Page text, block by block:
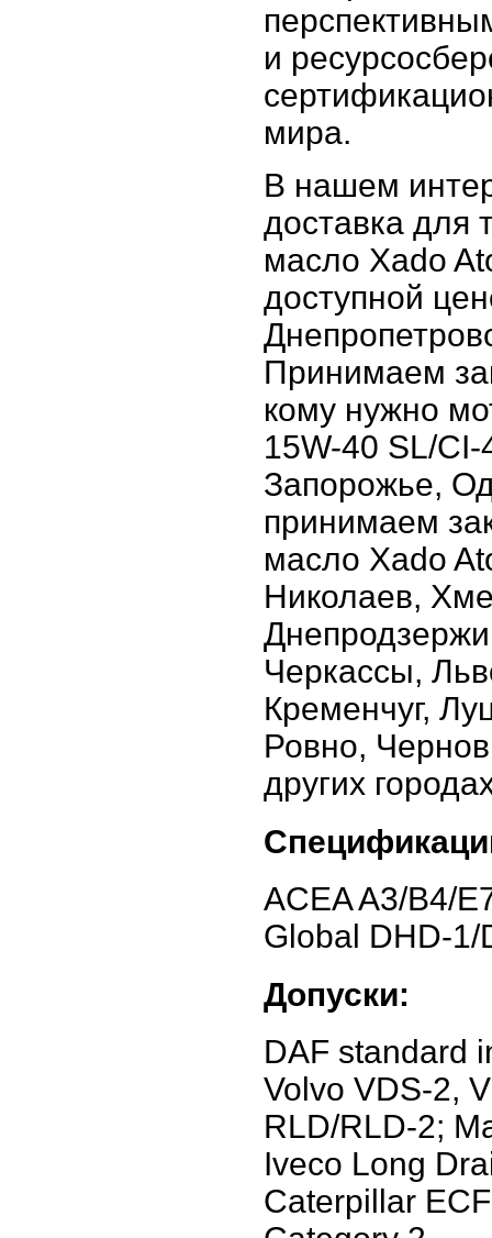
и
мира.
В нашем
доставка для
масло Xado
доступной
Принимаем
кому нужно
15W-40 SL/CI-
Запорожье,
принимаем
масло Xado
Николаев,
Черкассы,
Кременчуг,
Ровно,
других
ACEA A3/B4/
Global DHD-1/
Допуски:
DAF standard
Volvo VDS-2,
RLD/RLD-2;
Iveco Long
Caterpillar